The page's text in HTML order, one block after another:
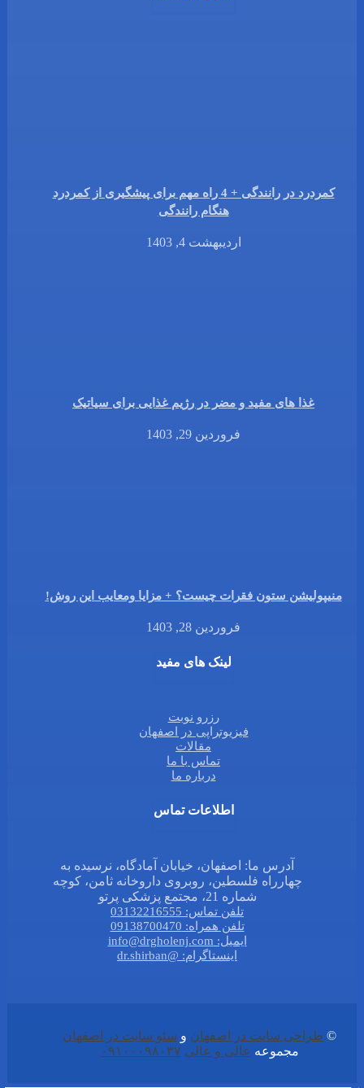
کمردرد در رانندگی + 4 راه مهم برای پیشگیری از کمردرد
هنگام رانندگی
اردیبهشت 4, 1403
غذا های مفید و مضر در رژیم غذایی برای سیاتیک
فروردین 29, 1403
منیپولیشن ستون فقرات چیست؟ + مزایا ومعایب این روش!
فروردین 28, 1403
لینک های مفید
رزرو نوبت
فیزیوتراپی در اصفهان
مقالات
تماس با ما
درباره ما
اطلاعات تماس
آدرس ما: اصفهان، خیابان آمادگاه، نرسیده به
چهارراه فلسطین، روبروی داروخانه ثامن، کوچه
شماره 21، مجتمع پزشکی پرتو
تلفن تماس: 03132216555
تلفن همراه: 09138700470
ایمیل: info@drgholenj.com
اینستاگرام: @dr.shirban
© طراحی سایت در اصفهان و سئو سایت در اصفهان
مجموعه عالی و عالی ۰۹۱۰۰۰۹۸۰۳۷